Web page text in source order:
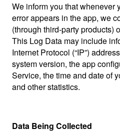
We inform you that whenever
error appears in the app, we
(through third-party products)
This Log Data may include
Internet Protocol (“IP”)
system version, the app
Service, the time and date of
and other statistics.
Data Being Collected